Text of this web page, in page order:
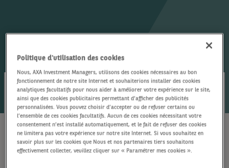
Message aux porteurs de parts et/ou actionnaires
des OPC suivants :
Avis à l’attention des porteurs du FCP « AXA PM
Politique d'utilisation des cookies
Nous, AXA Investment Managers, utilisons des cookies nécessaires au bon
fonctionnement de notre site Internet et souhaiterions installer des cookies
analytiques facultatifs pour nous aider à améliorer votre expérience sur le site,
ainsi que des cookies publicitaires permettant d’afficher des publicités
personnalisées. Vous pouvez choisir d’accepter ou de refuser certains ou
l’ensemble de ces cookies facultatifs. Aucun de ces cookies nécessitant votre
consentement n’est installé automatiquement, et le fait de refuser des cookies
ne limitera pas votre expérience sur notre site Internet. Si vous souhaitez en
savoir plus sur les cookies que Nous et nos partenaires tiers souhaitons
effectivement collecter, veuillez cliquer sur « Paramétrer mes cookies ».